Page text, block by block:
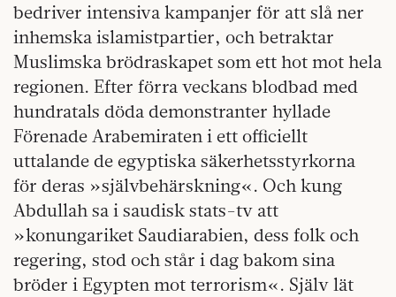
bedriver intensiva kampanjer för att slå ner
inhemska islamistpartier, och betraktar
Muslimska brödraskapet som ett hot mot hela
regionen. Efter förra veckans blodbad med
hundratals döda demonstranter hyllade
Förenade Arabemiraten i ett officiellt
uttalande de egyptiska säkerhetsstyrkorna
för deras »självbehärskning«. Och kung
Abdullah sa i saudisk stats-tv att
»konungariket Saudiarabien, dess folk och
regering, stod och står i dag bakom sina
bröder i Egypten mot terrorism«. Själv lät